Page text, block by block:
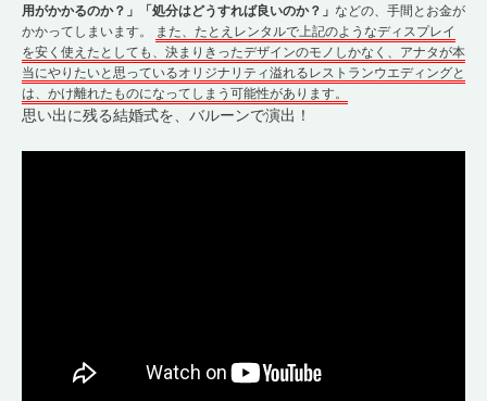
用がかかるのか？」「処分はどうすれば良いのか？」 などの、手間とお金が
かかってしまいます。
また、たとえレンタルで上記のようなディスプレイ
を安く使えたとしても、決まりきったデザインのモノしかなく、アナタが本
当にやりたいと思っているオリジナリティ溢れるレストランウエディングと
は、かけ離れたものになってしまう可能性があります。
思い出に残る結婚式を、バルーンで演出！